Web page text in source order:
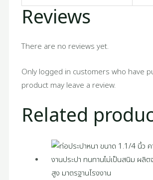
Reviews
There are no reviews yet.
Only logged in customers who have
product may leave a review.
Related